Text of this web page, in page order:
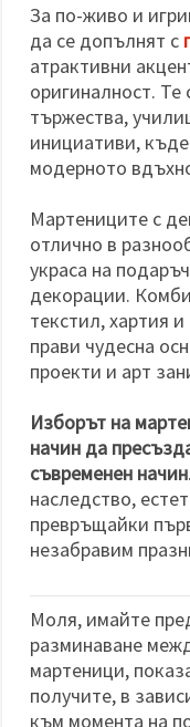
За по-живо и
да се допълнят с
атрактивни
оригиналност. Те
тържества,
инициативи,
модерното
Мартениците с
отлично в
украса на
декорации.
текстил, хартия
прави чудесна
проекти и арт
Изборът на
начин да
съвременен начин
наследство,
превръщайки
незабравим
Моля, имайте
разминаване
мартеници,
получите, в
към момента на